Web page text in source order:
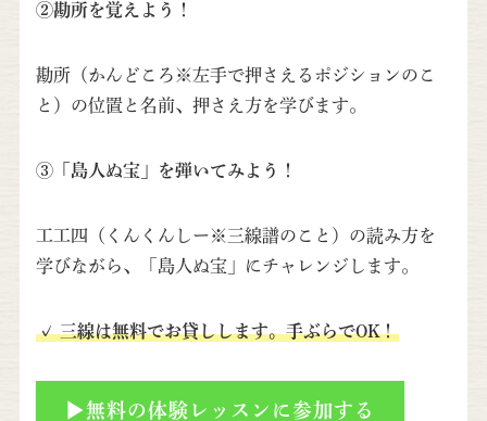
②勘所を覚えよう！
勘所（かんどころ※左手で押さえるポジションのこ
と）の位置と名前、押さえ方を学びます。
③「島人ぬ宝」を弾いてみよう！
工工四（くんくんしー※三線譜のこと）の読み方を
学びながら、「島人ぬ宝」にチャレンジします。
✓ 三線は無料でお貸しします。手ぶらでOK！
▶無料の体験レッスンに参加する